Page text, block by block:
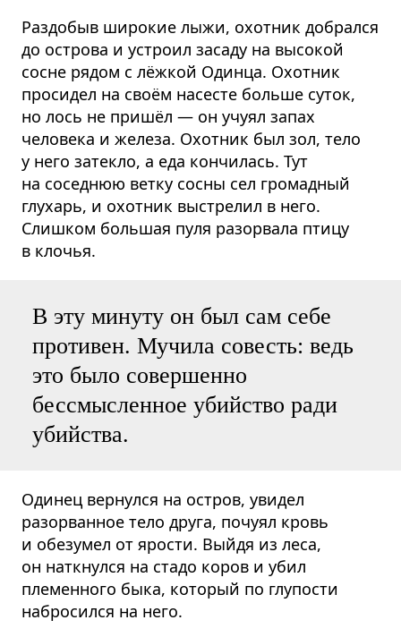
Раздобыв широкие лыжи, охотник добрался
до острова и устроил засаду на высокой
сосне рядом с лёжкой Одинца. Охотник
просидел на своём насесте больше суток,
но лось не пришёл — он учуял запах
человека и железа. Охотник был зол, тело
у него затекло, а еда кончилась. Тут
на соседнюю ветку сосны сел громадный
глухарь, и охотник выстрелил в него.
Слишком большая пуля разорвала птицу
в клочья.
В эту минуту он был сам себе
противен. Мучила совесть: ведь
это было совершенно
бессмысленное убийство ради
убийства.
Одинец вернулся на остров, увидел
разорванное тело друга, почуял кровь
и обезумел от ярости. Выйдя из леса,
он наткнулся на стадо коров и убил
племенного быка, который по глупости
набросился на него.